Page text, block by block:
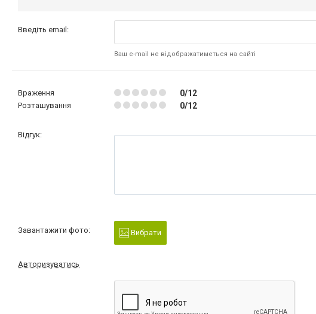
Введіть email:
Ваш e-mail не відображатиметься на сайті
Враження 0/12
Розташування 0/12
Відгук:
Завантажити фото: Вибрати
Авторизуватись